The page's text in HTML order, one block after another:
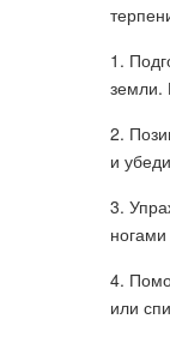
1.
земли.
2.
и
3.
4.
или